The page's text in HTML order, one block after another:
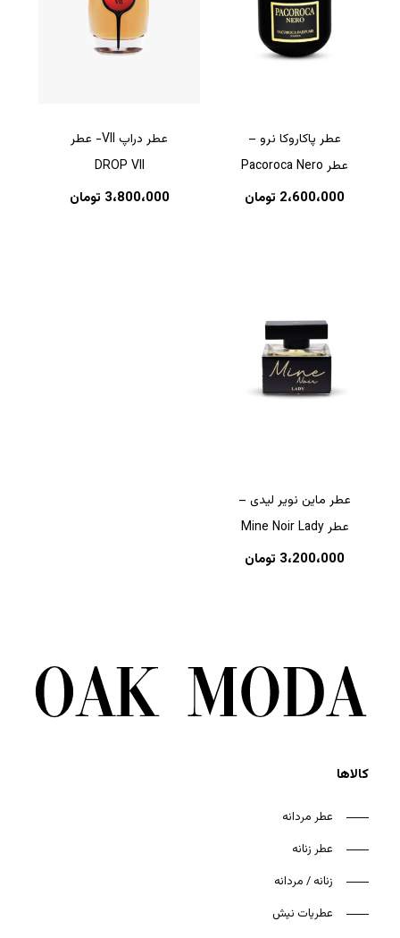
بازگشت به فروشگاه
عطر پاکاروکا نرو –
عطر Pacoroca Nero
2،600،000 تومان
عطر دراپ VII- عطر
DROP VII
3،800،000 تومان
عطر ماین نویر لیدی –
عطر Mine Noir Lady
3،200،000 تومان
کالاها
عطر مردانه
عطر زنانه
زنانه / مردانه
عطریات نیش